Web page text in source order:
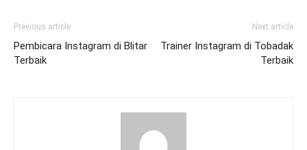
Previous article
Pembicara Instagram di Blitar
Terbaik
Next article
Trainer Instagram di Tobadak
Terbaik